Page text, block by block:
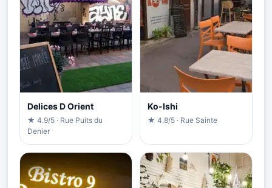
Delices D Orient
★ 4.9/5 · Rue Puits du
Denier
Ko-Ishi
★ 4.8/5 · Rue Sainte